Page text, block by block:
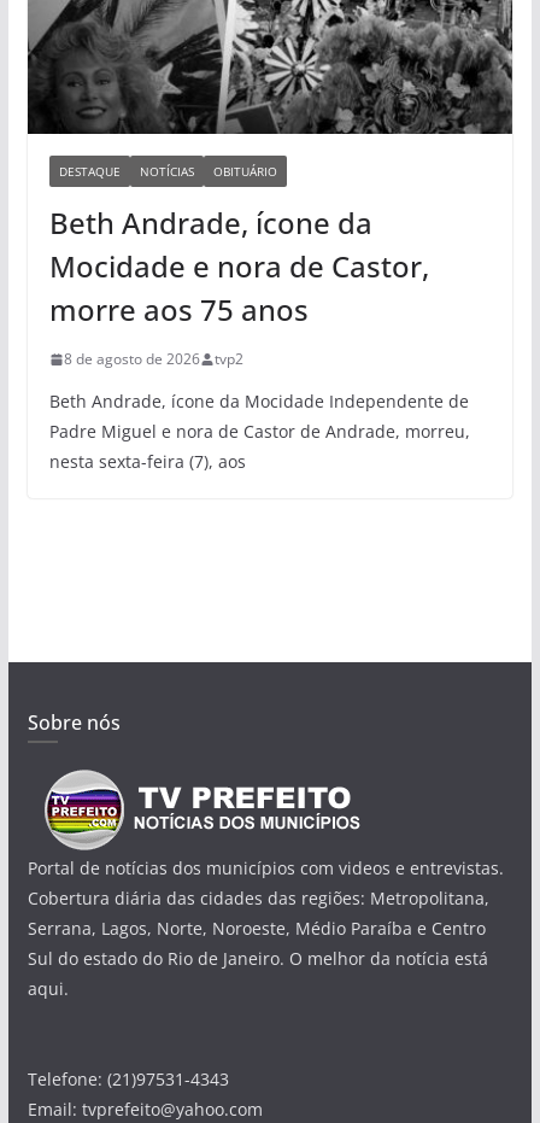
DESTAQUE NOTÍCIAS OBITUÁRIO
Beth Andrade, ícone da
Mocidade e nora de Castor,
morre aos 75 anos
8 de agosto de 2026 tvp2
Beth Andrade, ícone da Mocidade Independente de
Padre Miguel e nora de Castor de Andrade, morreu,
nesta sexta-feira (7), aos
Sobre nós
Portal de notícias dos municípios com videos e entrevistas.
Cobertura diária das cidades das regiões: Metropolitana,
Serrana, Lagos, Norte, Noroeste, Médio Paraíba e Centro
Sul do estado do Rio de Janeiro. O melhor da notícia está
aqui.
Telefone: (21)97531-4343
Email: tvprefeito@yahoo.com